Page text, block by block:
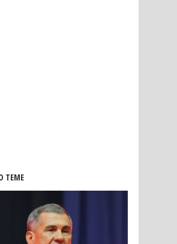
ТЕМЕ